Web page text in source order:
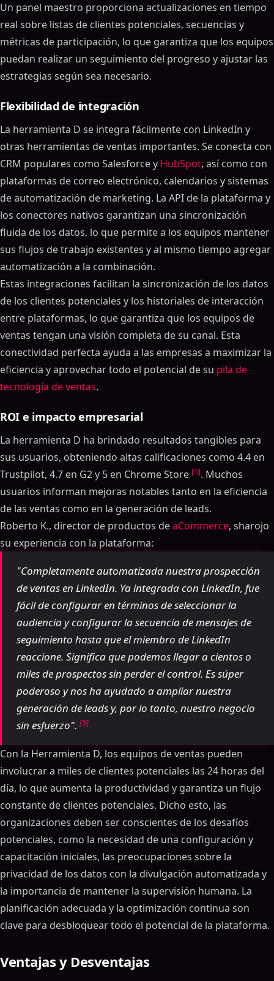
Un panel maestro proporciona actualizaciones en tiempo
real sobre listas de clientes potenciales, secuencias y
métricas de participación, lo que garantiza que los equipos
puedan realizar un seguimiento del progreso y ajustar las
estrategias según sea necesario.
Flexibilidad de integración
La herramienta D se integra fácilmente con LinkedIn y
otras herramientas de ventas importantes. Se conecta con
CRM populares como Salesforce y HubSpot, así como con
plataformas de correo electrónico, calendarios y sistemas
de automatización de marketing. La API de la plataforma y
los conectores nativos garantizan una sincronización
fluida de los datos, lo que permite a los equipos mantener
sus flujos de trabajo existentes y al mismo tiempo agregar
automatización a la combinación.
Estas integraciones facilitan la sincronización de los datos
de los clientes potenciales y los historiales de interacción
entre plataformas, lo que garantiza que los equipos de
ventas tengan una visión completa de su canal. Esta
conectividad perfecta ayuda a las empresas a maximizar la
eficiencia y aprovechar todo el potencial de su pila de
tecnología de ventas.
ROI e impacto empresarial
La herramienta D ha brindado resultados tangibles para
sus usuarios, obteniendo altas calificaciones como 4.4 en
Trustpilot, 4.7 en G2 y 5 en Chrome Store [5]. Muchos
usuarios informan mejoras notables tanto en la eficiencia
de las ventas como en la generación de leads.
Roberto K., director de productos deaCommerce, sharojo
su experiencia con la plataforma:
"Completamente automatizada nuestra prospección
de ventas en LinkedIn. Ya integrada con LinkedIn, fue
fácil de configurar en términos de seleccionar la
audiencia y configurar la secuencia de mensajes de
seguimiento hasta que el miembro de LinkedIn
reaccione. Significa que podemos llegar a cientos o
miles de prospectos sin perder el control. Es súper
poderoso y nos ha ayudado a ampliar nuestra
generación de leads y, por lo tanto, nuestro negocio
sin esfuerzo". [5]
Con la Herramienta D, los equipos de ventas pueden
involucrar a miles de clientes potenciales las 24 horas del
día, lo que aumenta la productividad y garantiza un flujo
constante de clientes potenciales. Dicho esto, las
organizaciones deben ser conscientes de los desafíos
potenciales, como la necesidad de una configuración y
capacitación iniciales, las preocupaciones sobre la
privacidad de los datos con la divulgación automatizada y
la importancia de mantener la supervisión humana. La
planificación adecuada y la optimización continua son
clave para desbloquear todo el potencial de la plataforma.
Ventajas y Desventajas